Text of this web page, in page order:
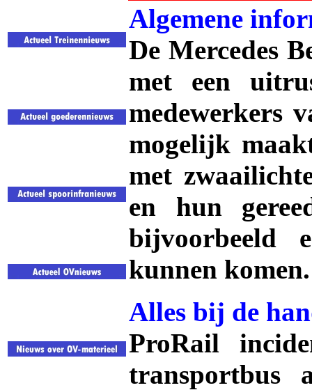
Algemene
De Mercedes
met een
medewerkers
mogelijk
met
en hun
bijvoorbeeld
kunnen komen.
Alles bij de
ProRail